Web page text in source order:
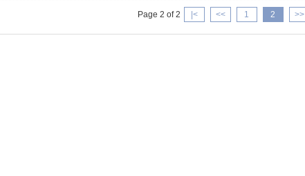
Page 2 of 2 |< << 1 2 >>